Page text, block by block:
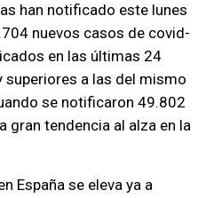
han notificado este lunes
nuevos casos de covid-
en las últimas 24
a las del mismo
se notificaron 49.802
gran tendencia al alza en la
España se eleva ya a